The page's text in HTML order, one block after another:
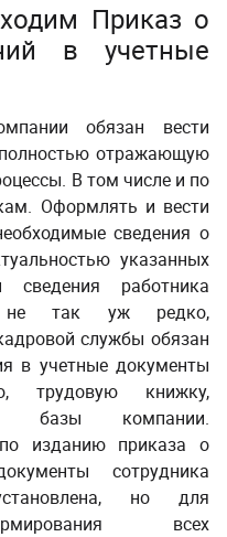
Приказ о
в учетные
обязан вести
отражающую
ы. В том числе и по
Оформлять и вести
сведения о
указанных
работника
не так уж редко,
службы обязан
в учетные документы
трудовую книжку,
базы компании.
по изданию приказа о
сотрудника
но для
всех